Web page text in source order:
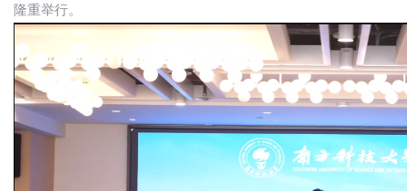
隆重举行。